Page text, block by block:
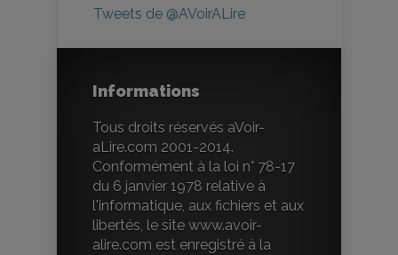
Tweets de @AVoirALire
Informations
Tous droits réservés aVoir-
aLire.com 2001-2014.
Conformément à la loi n° 78-17
du 6 janvier 1978 relative à
l'informatique, aux fichiers et aux
libertés, le site www.avoir-
alire.com est enregistré à la